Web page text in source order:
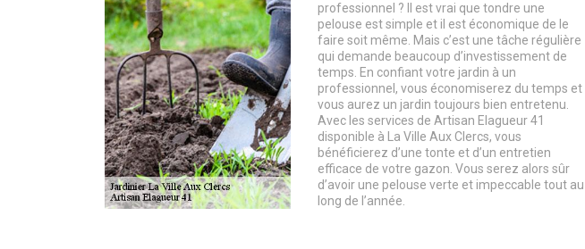
professionnel ? Il est vrai que tondre une
pelouse est simple et il est économique de le
faire soit même. Mais c’est une tâche régulière
qui demande beaucoup d’investissement de
temps. En confiant votre jardin à un
professionnel, vous économiserez du temps et
vous aurez un jardin toujours bien entretenu.
Avec les services de Artisan Elagueur 41
disponible à La Ville Aux Clercs, vous
bénéficierez d’une tonte et d’un entretien
efficace de votre gazon. Vous serez alors sûr
d’avoir une pelouse verte et impeccable tout au
long de l’année.